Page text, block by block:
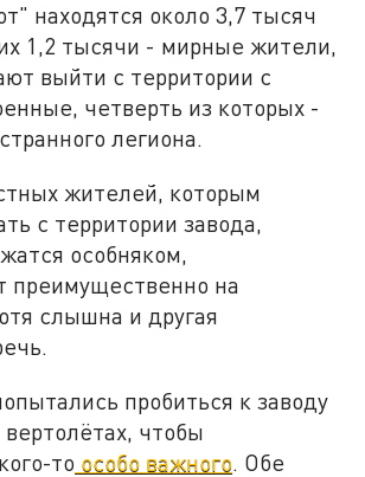
находятся около 3,7 тысяч
1,2 тысячи - мирные жители,
выйти с территории с
четверть из которых -
легиона.
жителей, которым
с территории завода,
особняком,
преимущественно на
слышна и другая
пробиться к заводу
чтобы
то особо важного . Обе